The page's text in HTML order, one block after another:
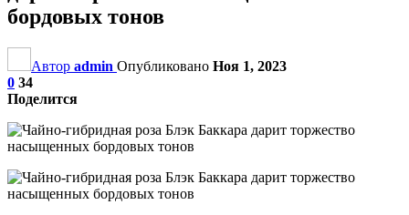
бордовых тонов
Автор admin Опубликовано Ноя 1, 2023
0 34
Поделится